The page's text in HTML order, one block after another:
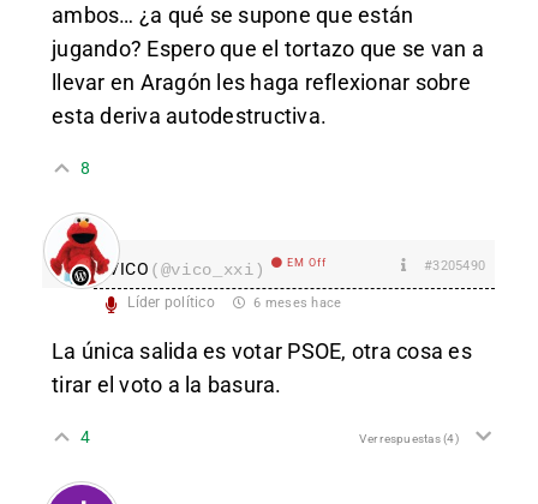
ambos… ¿a qué se supone que están
jugando? Espero que el tortazo que se van a
llevar en Aragón les haga reflexionar sobre
esta deriva autodestructiva.
8
VICO (@vico_xxi) EM Off #3205490
Líder político 6 meses hace
La única salida es votar PSOE, otra cosa es
tirar el voto a la basura.
4 Ver respuestas(4)